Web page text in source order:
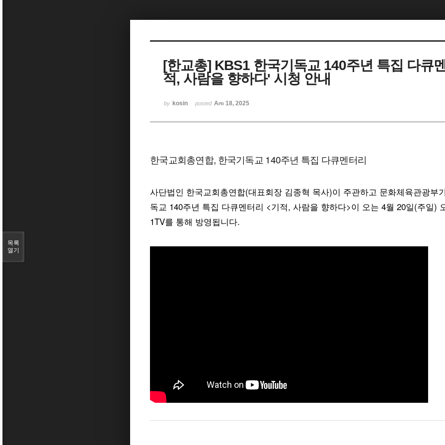
[한교총] KBS1 한국기독교 140주년 특집 다큐
적, 사람을 향하다' 시청 안내
by kosin posted Apr 18, 2025
한국교회총연합, 한국기독교 140주년 특집 다큐멘터리
사단법인 한국교회총연합(대표회장 김종혁 목사)이 주관하고 문화체육관광부
독교 140주년 특집 다큐멘터리 <기적, 사람을 향하다>이 오는 4월 20일(주일)
1TV를 통해 방영됩니다.
목록
열기
Sketchbook5, 스케치북5
Sketchbook5, 스케치북5